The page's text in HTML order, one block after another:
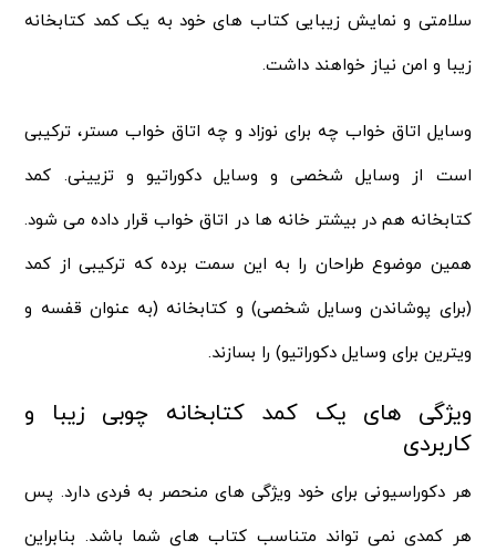
سلامتی و نمایش زیبایی کتاب های خود به یک کمد کتابخانه
زیبا و امن نیاز خواهند داشت.
وسایل اتاق خواب چه برای نوزاد و چه اتاق خواب مستر، ترکیبی
است از وسایل شخصی و وسایل دکوراتیو و تزیینی. کمد
کتابخانه هم در بیشتر خانه ها در اتاق خواب قرار داده می شود.
همین موضوع طراحان را به این سمت برده که ترکیبی از کمد
(برای پوشاندن وسایل شخصی) و کتابخانه (به عنوان قفسه و
ویترین برای وسایل دکوراتیو) را بسازند.
ویژگی های یک کمد کتابخانه چوبی زیبا و
کاربردی
هر دکوراسیونی برای خود ویژگی های منحصر به فردی دارد. پس
هر کمدی نمی تواند متناسب کتاب های شما باشد. بنابراین